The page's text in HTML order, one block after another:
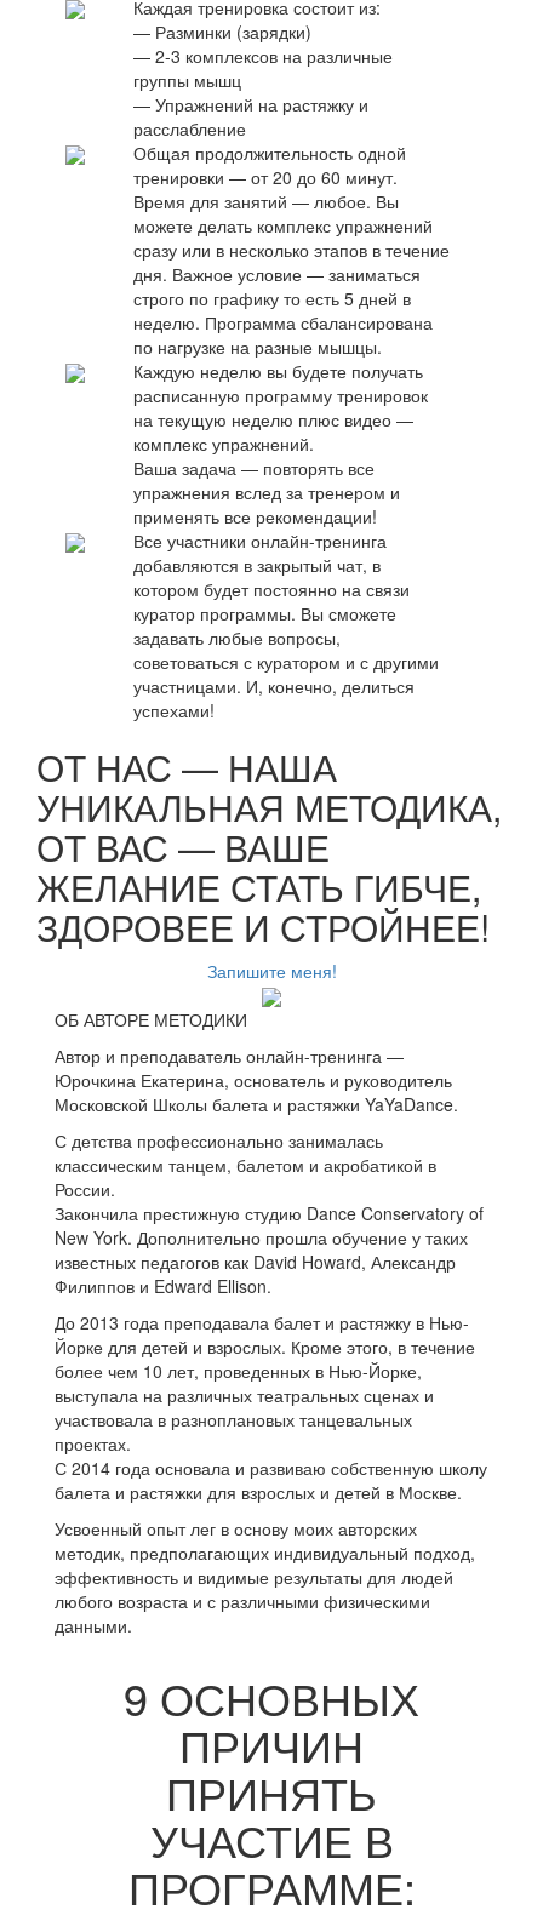
Каждая тренировка состоит из:
— Разминки (зарядки)
— 2-3 комплексов на различные
группы мышц
— Упражнений на растяжку и
расслабление
Общая продолжительность одной
тренировки — от 20 до 60 минут.
Время для занятий — любое. Вы
можете делать комплекс упражнений
сразу или в несколько этапов в течение
дня. Важное условие — заниматься
строго по графику то есть 5 дней в
неделю. Программа сбалансирована
по нагрузке на разные мышцы.
Каждую неделю вы будете получать
расписанную программу тренировок
на текущую неделю плюс видео —
комплекс упражнений.
Ваша задача — повторять все
упражнения вслед за тренером и
применять все рекомендации!
Все участники онлайн-тренинга
добавляются в закрытый чат, в
котором будет постоянно на связи
куратор программы. Вы сможете
задавать любые вопросы,
советоваться с куратором и с другими
участницами. И, конечно, делиться
успехами!
ОТ НАС — НАША
УНИКАЛЬНАЯ МЕТОДИКА,
ОТ ВАС — ВАШЕ
ЖЕЛАНИЕ СТАТЬ ГИБЧЕ,
ЗДОРОВЕЕ И СТРОЙНЕЕ!
Запишите меня!
ОБ АВТОРЕ МЕТОДИКИ
Автор и преподаватель онлайн-тренинга —
Юрочкина Екатерина, основатель и руководитель
Московской Школы балета и растяжки YaYaDance.
С детства профессионально занималась
классическим танцем, балетом и акробатикой в
России.
Закончила престижную студию Dance Conservatory of
New York. Дополнительно прошла обучение у таких
известных педагогов как David Howard, Александр
Филиппов и Edward Ellison.
До 2013 года преподавала балет и растяжку в Нью-
Йорке для детей и взрослых. Кроме этого, в течение
более чем 10 лет, проведенных в Нью-Йорке,
выступала на различных театральных сценах и
участвовала в разноплановых танцевальных
проектах.
С 2014 года основала и развиваю собственную школу
балета и растяжки для взрослых и детей в Москве.
Усвоенный опыт лег в основу моих авторских
методик, предполагающих индивидуальный подход,
эффективность и видимые результаты для людей
любого возраста и с различными физическими
данными.
9 ОСНОВНЫХ
ПРИЧИН
ПРИНЯТЬ
УЧАСТИЕ В
ПРОГРАММЕ: